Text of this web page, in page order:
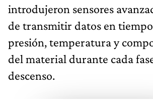
introdujeron sensores
de transmitir datos en
presión, temperatura y
del material durante cada
descenso.